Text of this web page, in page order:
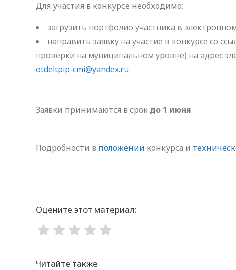
Для участия в конкурсе необходимо:
загрузить портфолио участника в
направить заявку на участие в конкурсе со
проверки на муниципальном уровне) на адрес
otdeltpip-cmi@yandex.ru
Заявки принимаются в срок до 1 июня
Подробности в положении конкурса и
Оцените этот материал:
Читайте также